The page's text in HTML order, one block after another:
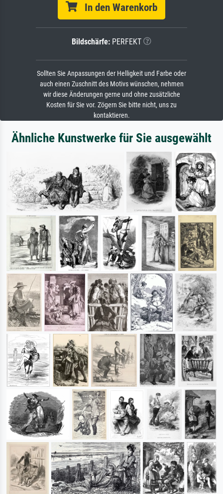
In den Warenkorb
Bildschärfe: PERFEKT
Sollten Sie Anpassungen der Helligkeit und Farbe oder
auch einen Zuschnitt des Motivs wünschen, nehmen
wir diese Änderungen gerne und ohne zusätzliche
Kosten für Sie vor. Zögern Sie bitte nicht, uns zu
kontaktieren.
Ähnliche Kunstwerke für Sie ausgewählt